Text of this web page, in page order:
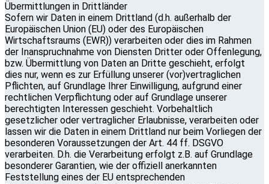
Übermittlungen in Drittländer
Sofern wir Daten in einem Drittland (d.h. außerhalb der
Europäischen Union (EU) oder des Europäischen
Wirtschaftsraums (EWR)) verarbeiten oder dies im Rahmen
der Inanspruchnahme von Diensten Dritter oder Offenlegung,
bzw. Übermittlung von Daten an Dritte geschieht, erfolgt
dies nur, wenn es zur Erfüllung unserer (vor)vertraglichen
Pflichten, auf Grundlage Ihrer Einwilligung, aufgrund einer
rechtlichen Verpflichtung oder auf Grundlage unserer
berechtigten Interessen geschieht. Vorbehaltlich
gesetzlicher oder vertraglicher Erlaubnisse, verarbeiten oder
lassen wir die Daten in einem Drittland nur beim Vorliegen der
besonderen Voraussetzungen der Art. 44 ff. DSGVO
verarbeiten. D.h. die Verarbeitung erfolgt z.B. auf Grundlage
besonderer Garantien, wie der offiziell anerkannten
Feststellung eines der EU entsprechenden